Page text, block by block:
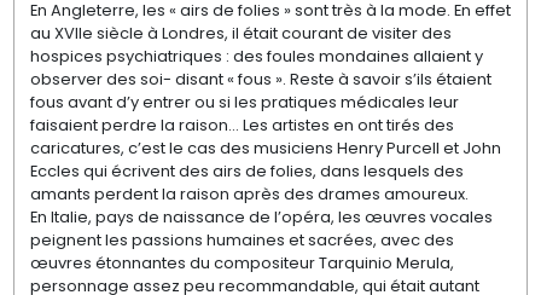
En Angleterre, les « airs de folies » sont très à la mode. En effet
au XVIIe siècle à Londres, il était courant de visiter des
hospices psychiatriques : des foules mondaines allaient y
observer des soi- disant « fous ». Reste à savoir s’ils étaient
fous avant d’y entrer ou si les pratiques médicales leur
faisaient perdre la raison… Les artistes en ont tirés des
caricatures, c’est le cas des musiciens Henry Purcell et John
Eccles qui écrivent des airs de folies, dans lesquels des
amants perdent la raison après des drames amoureux.
En Italie, pays de naissance de l’opéra, les œuvres vocales
peignent les passions humaines et sacrées, avec des
œuvres étonnantes du compositeur Tarquinio Merula,
personnage assez peu recommandable, qui était autant